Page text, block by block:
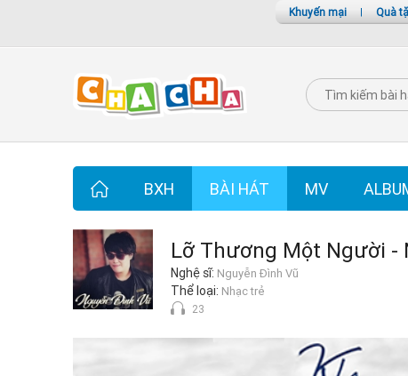
Khuyến mại | Quà
BXH BÀI HÁT MV
Lỡ Thương Một Người -
Nghệ sĩ: Nguyễn Đình Vũ
Thể loại: Nhạc trẻ
23
Nguyễn Đình Vũ